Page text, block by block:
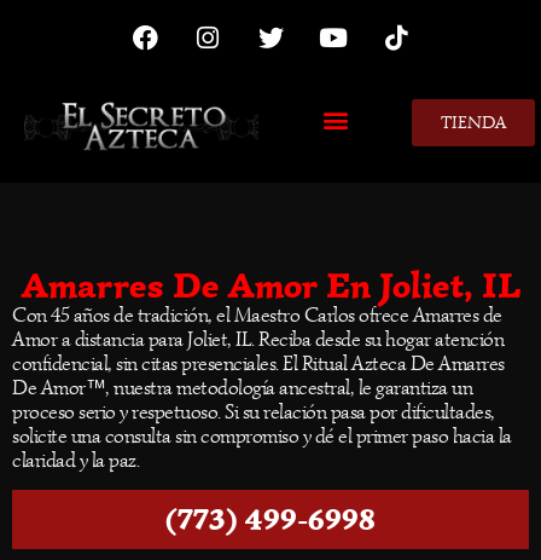
TIENDA
Amarres De Amor En Joliet, IL
Con 45 años de tradición, el Maestro Carlos ofrece Amarres de
Amor a distancia para Joliet, IL. Reciba desde su hogar atención
confidencial, sin citas presenciales. El Ritual Azteca De Amarres
De Amor™, nuestra metodología ancestral, le garantiza un
proceso serio y respetuoso. Si su relación pasa por dificultades,
solicite una consulta sin compromiso y dé el primer paso hacia la
claridad y la paz.
(773) 499-6998